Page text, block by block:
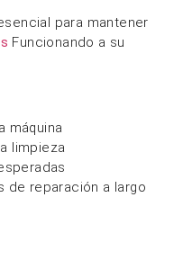
para mantener
Funcionando a su
máquina
limpieza
de reparación a largo